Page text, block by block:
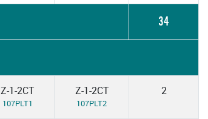
34
Z-1-2CT
107PLT1
Z-1-2CT
107PLT2
2